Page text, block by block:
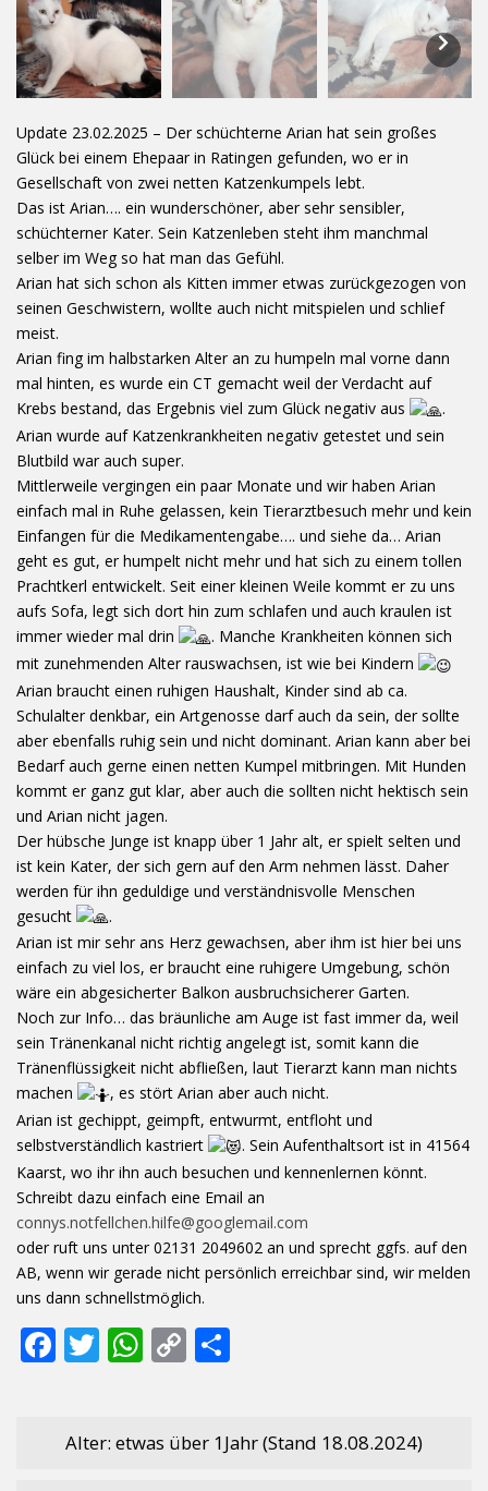
Update 23.02.2025 – Der schüchterne Arian hat sein großes
Glück bei einem Ehepaar in Ratingen gefunden, wo er in
Gesellschaft von zwei netten Katzenkumpels lebt.
Das ist Arian…. ein wunderschöner, aber sehr sensibler,
schüchterner Kater. Sein Katzenleben steht ihm manchmal
selber im Weg so hat man das Gefühl.
Arian hat sich schon als Kitten immer etwas zurückgezogen von
seinen Geschwistern, wollte auch nicht mitspielen und schlief
meist.
Arian fing im halbstarken Alter an zu humpeln mal vorne dann
mal hinten, es wurde ein CT gemacht weil der Verdacht auf
Krebs bestand, das Ergebnis viel zum Glück negativ aus
.
Arian wurde auf Katzenkrankheiten negativ getestet und sein
Blutbild war auch super.
Mittlerweile vergingen ein paar Monate und wir haben Arian
einfach mal in Ruhe gelassen, kein Tierarztbesuch mehr und kein
Einfangen für die Medikamentengabe…. und siehe da… Arian
geht es gut, er humpelt nicht mehr und hat sich zu einem tollen
Prachtkerl entwickelt. Seit einer kleinen Weile kommt er zu uns
aufs Sofa, legt sich dort hin zum schlafen und auch kraulen ist
immer wieder mal drin
. Manche Krankheiten können sich
mit zunehmenden Alter rauswachsen, ist wie bei Kindern
Arian braucht einen ruhigen Haushalt, Kinder sind ab ca.
Schulalter denkbar, ein Artgenosse darf auch da sein, der sollte
aber ebenfalls ruhig sein und nicht dominant. Arian kann aber bei
Bedarf auch gerne einen netten Kumpel mitbringen. Mit Hunden
kommt er ganz gut klar, aber auch die sollten nicht hektisch sein
und Arian nicht jagen.
Der hübsche Junge ist knapp über 1 Jahr alt, er spielt selten und
ist kein Kater, der sich gern auf den Arm nehmen lässt. Daher
werden für ihn geduldige und verständnisvolle Menschen
gesucht
.
Arian ist mir sehr ans Herz gewachsen, aber ihm ist hier bei uns
einfach zu viel los, er braucht eine ruhigere Umgebung, schön
wäre ein abgesicherter Balkon ausbruchsicherer Garten.
Noch zur Info… das bräunliche am Auge ist fast immer da, weil
sein Tränenkanal nicht richtig angelegt ist, somit kann die
Tränenflüssigkeit nicht abfließen, laut Tierarzt kann man nichts
machen
, es stört Arian aber auch nicht.
Arian ist gechippt, geimpft, entwurmt, entfloht und
selbstverständlich kastriert
. Sein Aufenthaltsort ist in 41564
Kaarst, wo ihr ihn auch besuchen und kennenlernen könnt.
Schreibt dazu einfach eine Email an
connys.notfellchen.hilfe@googlemail.com
oder ruft uns unter 02131 2049602 an und sprecht ggfs. auf den
AB, wenn wir gerade nicht persönlich erreichbar sind, wir melden
uns dann schnellstmöglich.
F
b
T
er
W
s
C
y n
Alter: etwas über 1Jahr (Stand 18.08.2024)